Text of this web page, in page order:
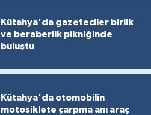
Kütahya'da gazeteciler birlik
ve beraberlik pikniğinde
buluştu
Kütahya'da otomobilin
motosiklete çarpma anı araç